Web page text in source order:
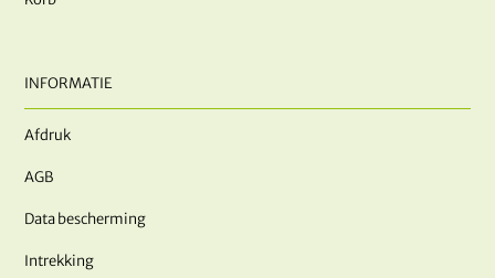
INFORMATIE
Afdruk
AGB
Data bescherming
Intrekking